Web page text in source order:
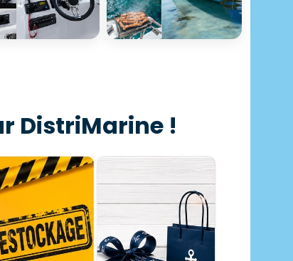
DistriMarine !